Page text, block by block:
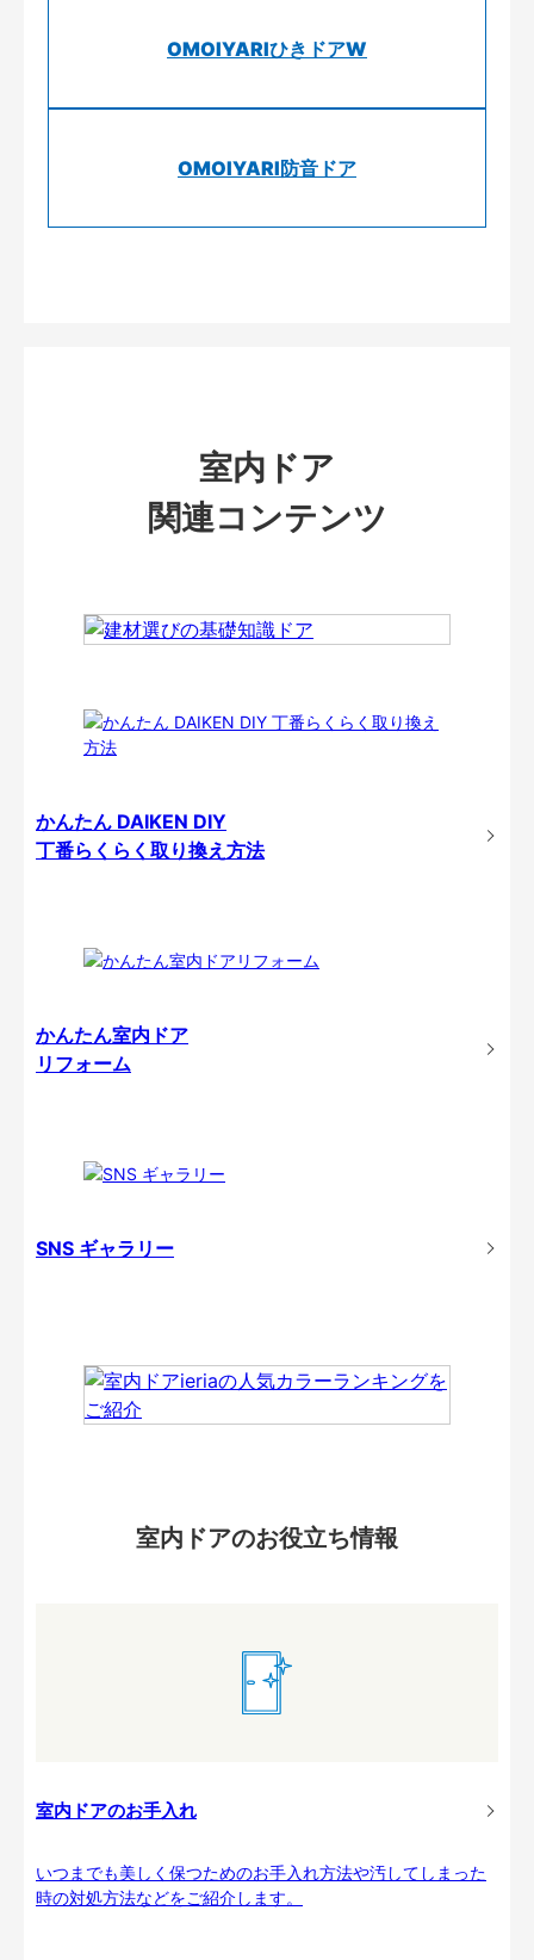
OMOIYARIひきドアW
OMOIYARI防音ドア
室内ドア
関連コンテンツ
かんたん DAIKEN DIY
丁番らくらく取り換え方法
かんたん室内ドア
リフォーム
SNS ギャラリー
室内ドアのお役立ち情報
室内ドアのお手入れ
いつまでも美しく保つためのお手入れ方法や汚してしまった
時の対処方法などをご紹介します。